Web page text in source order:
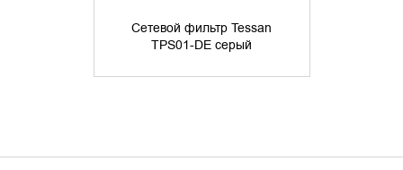
Сетевой фильтр Tessan
TPS01-DE серый